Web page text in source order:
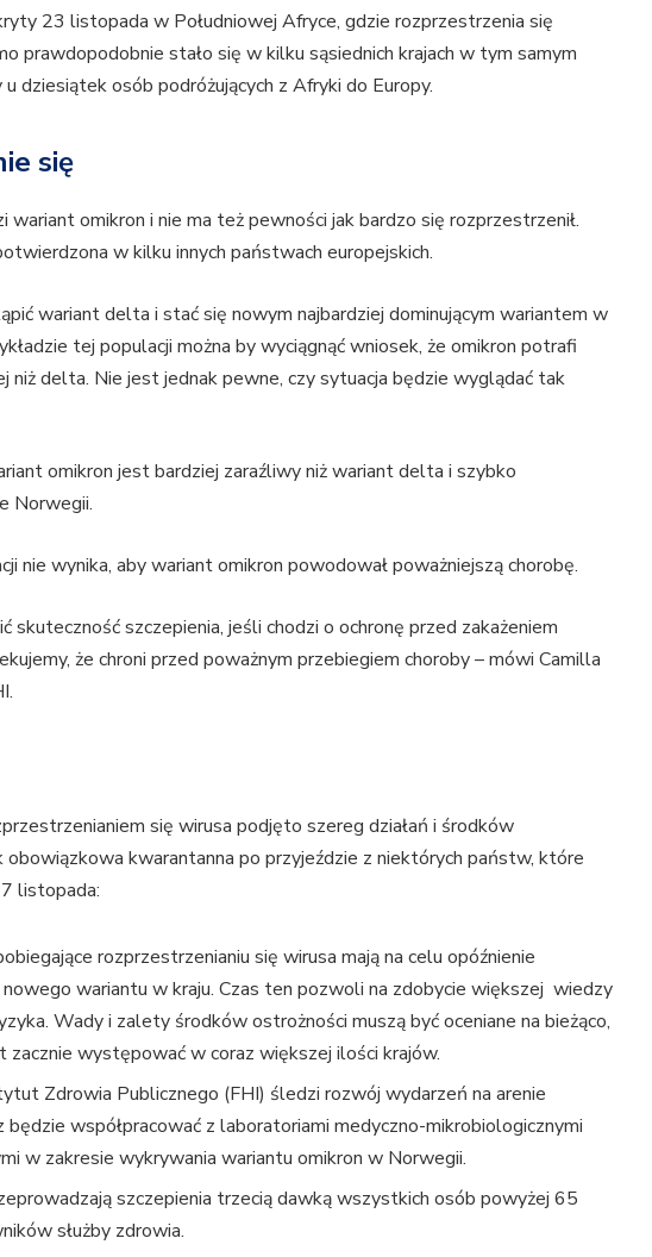
23 listopada w Południowej Afryce, gdzie rozprzestrzenia się
prawdopodobnie stało się w kilku sąsiednich krajach w tym samym
dziesiątek osób podróżujących z Afryki do Europy.
się
wariant omikron i nie ma też pewności jak bardzo się rozprzestrzenił.
w kilku innych państwach europejskich.
wariant delta i stać się nowym najbardziej dominującym wariantem w
tej populacji można by wyciągnąć wniosek, że omikron potrafi
niż delta. Nie jest jednak pewne, czy sytuacja będzie wyglądać tak
omikron jest bardziej zaraźliwy niż wariant delta i szybko
Norwegii.
nie wynika, aby wariant omikron powodował poważniejszą chorobę.
skuteczność szczepienia, jeśli chodzi o ochronę przed zakażeniem
że chroni przed poważnym przebiegiem choroby – mówi Camilla
się wirusa podjęto szereg działań i środków
obowiązkowa kwarantanna po przyjeździe z niektórych państw, które
listopada:
rozprzestrzenianiu się wirusa mają na celu opóźnienie
wariantu w kraju. Czas ten pozwoli na zdobycie większej wiedzy
Wady i zalety środków ostrożności muszą być oceniane na bieżąco,
zacznie występować w coraz większej ilości krajów.
Zdrowia Publicznego (FHI) śledzi rozwój wydarzeń na arenie
będzie współpracować z laboratoriami medyczno-mikrobiologicznymi
w zakresie wykrywania wariantu omikron w Norwegii.
szczepienia trzecią dawką wszystkich osób powyżej 65
służby zdrowia.